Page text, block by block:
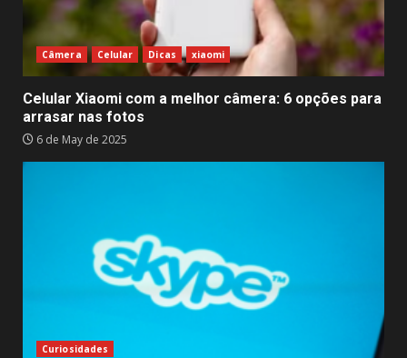
Câmera Celular Dicas xiaomi
Celular Xiaomi com a melhor câmera: 6 opções para
arrasar nas fotos
6 de May de 2025
Curiosidades